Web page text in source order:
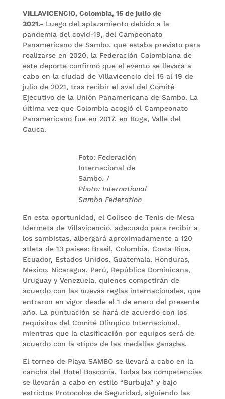
VILLAVICENCIO, Colombia, 15 de julio de
2021.-Luego del aplazamiento debido a la
pandemia del covid-19, del Campeonato
Panamericano de Sambo, que estaba previsto para
realizarse en 2020, la Federación Colombiana de
este deporte confirmó que el evento se llevará a
cabo en la ciudad de Villavicencio del 15 al 19 de
julio de 2021, tras recibir el aval del Comité
Ejecutivo de la Unión Panamericana de Sambo. La
última vez que Colombia acogió el Campeonato
Panamericano fue en 2017, en Buga, Valle del
Cauca.
Foto: Federación
Internacional de
Sambo. /
Photo: International
Sambo Federation
En esta oportunidad, el Coliseo de Tenis de Mesa
Idermeta de Villavicencio, adecuado para recibir a
los sambistas, albergará aproximadamente a 120
atleta de 13 países: Brasil, Colombia, Costa Rica,
Ecuador, Estados Unidos, Guatemala, Honduras,
México, Nicaragua, Perú, República Dominicana,
Uruguay y Venezuela, quienes competirán de
acuerdo con las nuevas reglas internacionales, que
entraron en vigor desde el 1 de enero del presente
año. La puntuación se hará de acuerdo con los
requisitos del Comité Olímpico Internacional,
mientras que la clasificación por equipos será de
acuerdo con la «tipo» de las medallas ganadas.
El torneo de Playa SAMBO se llevará a cabo en la
cancha del Hotel Bosconia. Todas las competencias
se llevarán a cabo en estilo “Burbuja” y bajo
estrictos Protocolos de Seguridad, siguiendo las